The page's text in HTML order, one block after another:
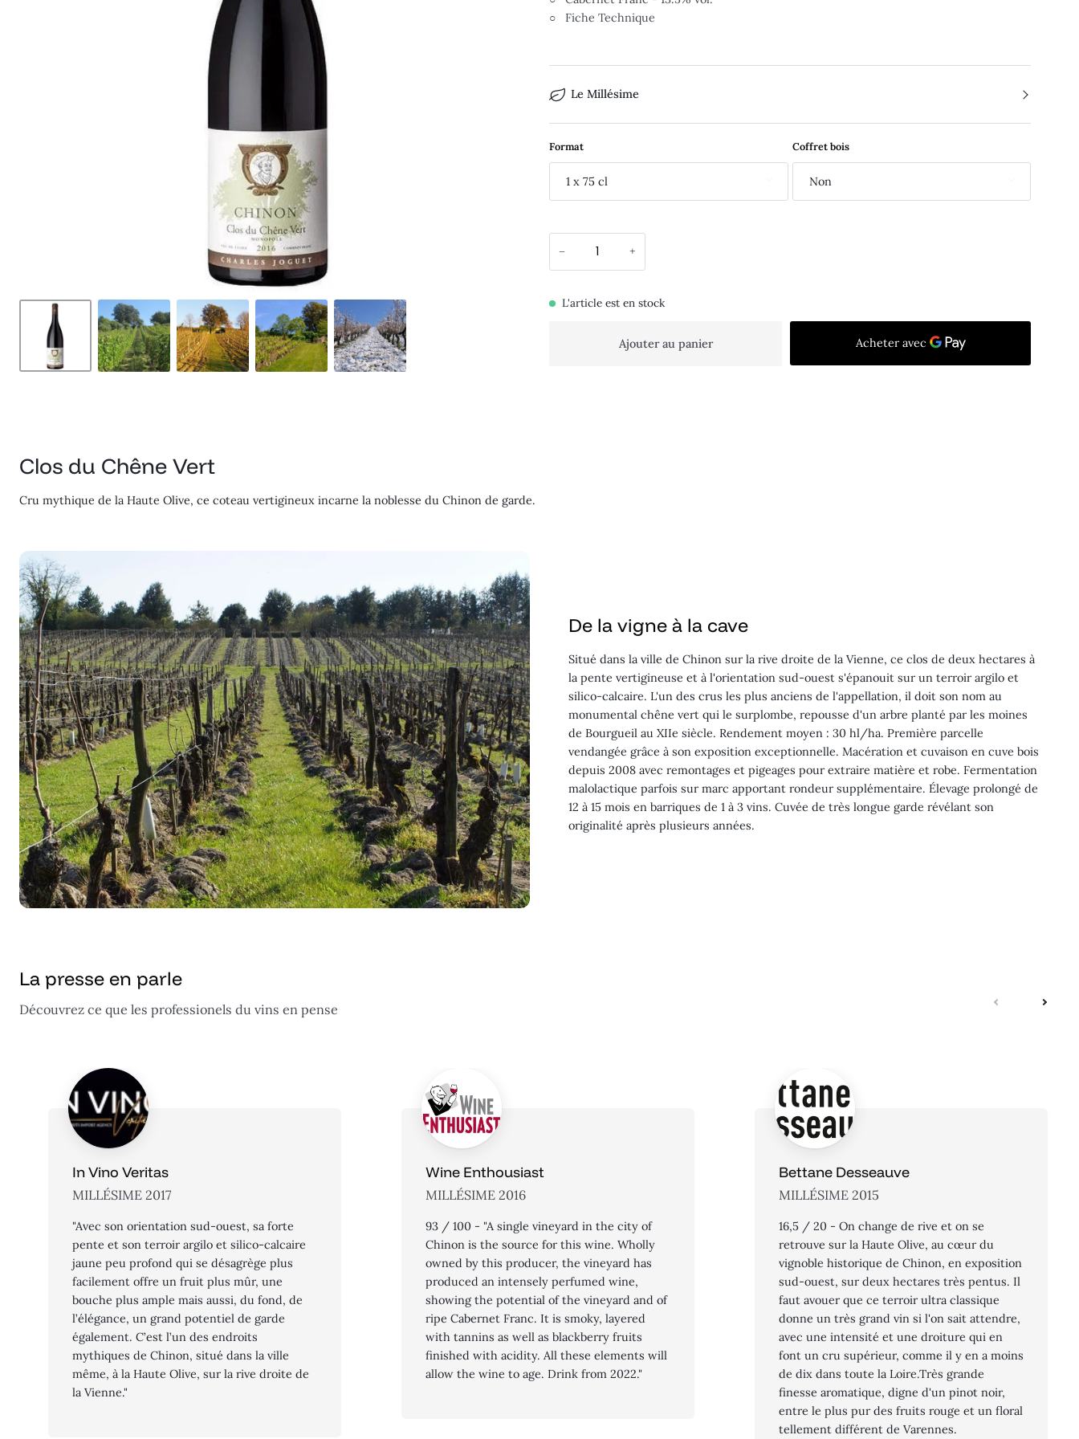
○ Fiche Technique
Le Millésime
Format
1 x 75 cl
Coffret bois
Non
− +
L'article est en stock
Ajouter au panier
Clos du Chêne Vert
Cru mythique de la Haute Olive, ce coteau vertigineux incarne la noblesse du Chinon de garde.
De la vigne à la cave
Situé dans la ville de Chinon sur la rive droite de la Vienne, ce clos de deux hectares à
la pente vertigineuse et à l'orientation sud-ouest s'épanouit sur un terroir argilo et
silico-calcaire. L'un des crus les plus anciens de l'appellation, il doit son nom au
monumental chêne vert qui le surplombe, repousse d'un arbre planté par les moines
de Bourgueil au XIIe siècle. Rendement moyen : 30 hl/ha. Première parcelle
vendangée grâce à son exposition exceptionnelle. Macération et cuvaison en cuve bois
depuis 2008 avec remontages et pigeages pour extraire matière et robe. Fermentation
malolactique parfois sur marc apportant rondeur supplémentaire. Élevage prolongé de
12 à 15 mois en barriques de 1 à 3 vins. Cuvée de très longue garde révélant son
originalité après plusieurs années.
La presse en parle
Découvrez ce que les professionels du vins en pense suivante
In Vino Veritas
MILLÉSIME 2017
"Avec son orientation sud-ouest, sa forte
pente et son terroir argilo et silico-calcaire
jaune peu profond qui se désagrège plus
facilement offre un fruit plus mûr, une
bouche plus ample mais aussi, du fond, de
l’élégance, un grand potentiel de garde
également. C’est l’un des endroits
mythiques de Chinon, situé dans la ville
même, à la Haute Olive, sur la rive droite de
la Vienne."
Wine Enthousiast
MILLÉSIME 2016
93 / 100 - "A single vineyard in the city of
Chinon is the source for this wine. Wholly
owned by this producer, the vineyard has
produced an intensely perfumed wine,
showing the potential of the vineyard and of
ripe Cabernet Franc. It is smoky, layered
with tannins as well as blackberry fruits
finished with acidity. All these elements will
allow the wine to age. Drink from 2022."
Bettane Desseauve
MILLÉSIME 2015
16,5 / 20 - On change de rive et on se
retrouve sur la Haute Olive, au cœur du
vignoble historique de Chinon, en exposition
sud-ouest, sur deux hectares très pentus. Il
faut avouer que ce terroir ultra classique
donne un très grand vin si l'on sait attendre,
avec une intensité et une droiture qui en
font un cru supérieur, comme il y en a moins
de dix dans toute la Loire.Très grande
finesse aromatique, digne d'un pinot noir,
entre le plus pur des fruits rouge et un floral
tellement différent de Varennes.